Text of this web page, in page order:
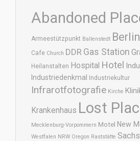
Abandoned
Armeestützpunkt Ballenstedt Berlin
Cafe Church DDR Gas Station
Heilanstalten Hospital Hotel
Industriedenkmal Industriekultur
Infrarotfotografie Kirche
Krankenhaus Lost
Mecklenburg-Vorpommern Motel New
Westfalen NRW Oregon Raststätte